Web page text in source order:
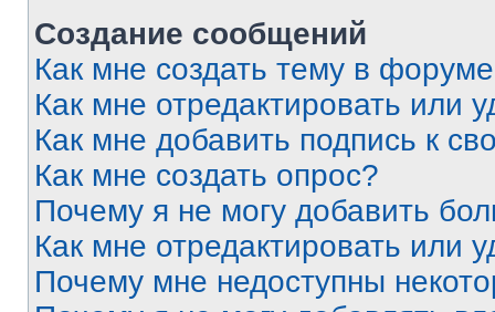
Создание сообщений
Как мне создать тему в
Как мне отредактировать или
Как мне добавить подпись к
Как мне создать опрос?
Почему я не могу добавить
Как мне отредактировать или
Почему мне недоступны